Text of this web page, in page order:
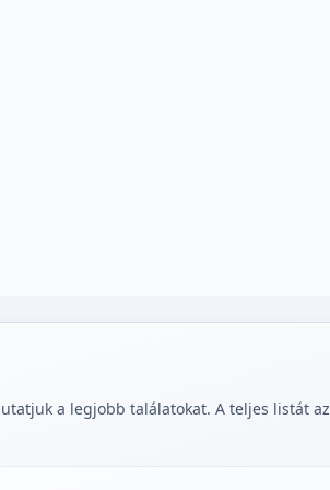
a legjobb találatokat. A teljes listát az